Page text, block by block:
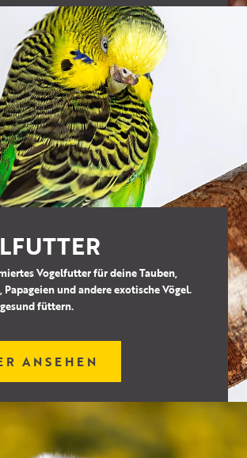
Vogelfutter für deine Tauben,
und andere exotische Vögel.
füttern.
ANSEHEN